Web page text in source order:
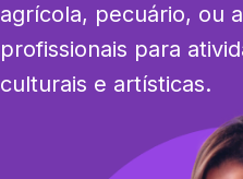
agrícola, pecuário, ou
profissionais para
culturais e artísticas.